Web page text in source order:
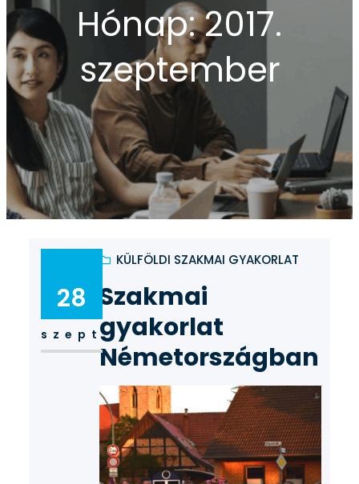
Hónap:2017.
szeptember
28
szept
KÜLFÖLDI SZAKMAI GYAKORLAT
Szakmai
gyakorlat
Németországban